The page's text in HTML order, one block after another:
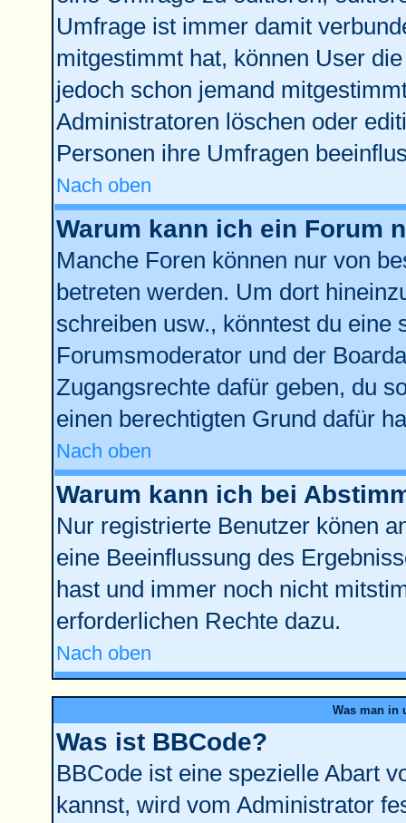
Umfrage ist immer damit
mitgestimmt hat, können User
jedoch schon jemand
Administratoren löschen oder
Personen ihre Umfragen
Nach oben
Warum kann ich ein Forum
Manche Foren können nur von
betreten werden. Um dort
schreiben usw., könntest du eine
Forumsmoderator und der
Zugangsrechte dafür geben, du
einen berechtigten Grund dafür
Nach oben
Warum kann ich bei
Nur registrierte Benutzer könen
eine Beeinflussung des
hast und immer noch nicht
erforderlichen Rechte dazu.
Nach oben
Was man in
Was ist BBCode?
BBCode ist eine spezielle Abart
kannst, wird vom Administrator